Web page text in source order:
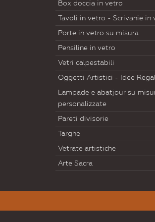
Box doccia in vetro
Tavoli in vetro - Scrivanie in
Porte in vetro su misura
Pensiline in vetro
Vetri calpestabili
Oggetti Artistici - Idee
Lampade e abatjour su
personalizzate
Pareti divisorie
Targhe
Vetrate artistiche
Arte Sacra